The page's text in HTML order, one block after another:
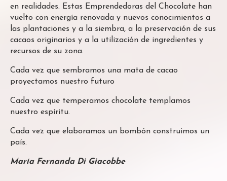
en realidades. Estas Emprendedoras del Chocolate han
vuelto con energía renovada y nuevos conocimientos a
las plantaciones y a la siembra, a la preservación de sus
cacaos originarios y a la utilización de ingredientes y
recursos de su zona.
Cada vez que sembramos una mata de cacao
proyectamos nuestro futuro
Cada vez que temperamos chocolate templamos
nuestro espíritu.
Cada vez que elaboramos un bombón construimos un
país.
María Fernanda Di Giacobbe